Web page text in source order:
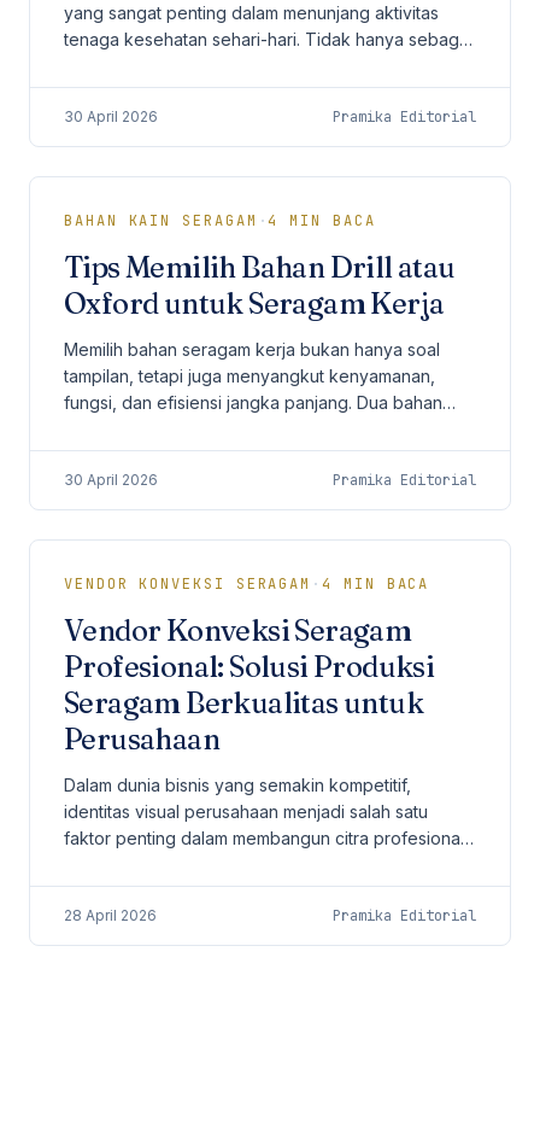
yang sangat penting dalam menunjang aktivitas
tenaga kesehatan sehari-hari. Tidak hanya sebagai
memberikan...
30 April 2026 Pramika Editorial
BAHAN KAIN SERAGAM ·4 MIN BACA
Tips Memilih Bahan Drill atau
Oxford untuk Seragam Kerja
Memilih bahan seragam kerja bukan hanya soal
tampilan, tetapi juga menyangkut kenyamanan,
fungsi, dan efisiensi jangka panjang. Dua bahan
perusahaan adalah...
30 April 2026 Pramika Editorial
VENDOR KONVEKSI SERAGAM ·4 MIN BACA
Vendor Konveksi Seragam
Profesional: Solusi Produksi
Seragam Berkualitas untuk
Perusahaan
Dalam dunia bisnis yang semakin kompetitif,
identitas visual perusahaan menjadi salah satu
faktor penting dalam membangun citra profesional.
sederhana...
28 April 2026 Pramika Editorial